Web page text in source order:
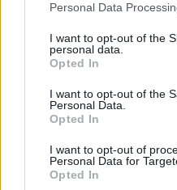
Please note that this
not limited to your visit or
grant or deny consent to
use your data for below
consent section.
Personal Data
I want to opt-out of the
personal data.
Opted In
I want to opt-out of the
Personal Data.
Opted In
I want to opt-out of
Personal Data for
Opted In
ÉRDEKESSÉG
Melyik pár a